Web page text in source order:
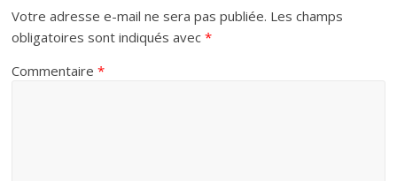
Votre adresse e-mail ne sera pas publiée. Les champs
obligatoires sont indiqués avec*
Commentaire*